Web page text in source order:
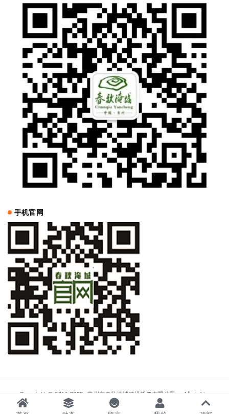
手机官网
Copyright © 2016-2022 常州市春秋淹城建设投资有限公司
- All rights
reserved
苏ICP备14051480号-1 |国家AAAAA级景区 全国低碳旅游示范区